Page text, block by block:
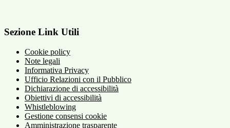
Sezione Link Utili
Cookie policy
Note legali
Informativa Privacy
Ufficio Relazioni con il Pubblico
Dichiarazione di accessibilità
Obiettivi di accessibilità
Whistleblowing
Gestione consensi cookie
Amministrazione trasparente